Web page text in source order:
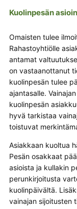
Kuolinpesän
Omaisten tulee
Rahastoyhtiölle
antamat
on vastaanottanut
kuolinpesän tulee
ajantasalle.
kuolinpesän
hyvä tarkistaa
toistuvat
Asiakkaan kuoltua
Pesän osakkaat
asioista ja kullakin
perunkirjoitusta
kuolinpäivältä.
vainajan sijoitusten